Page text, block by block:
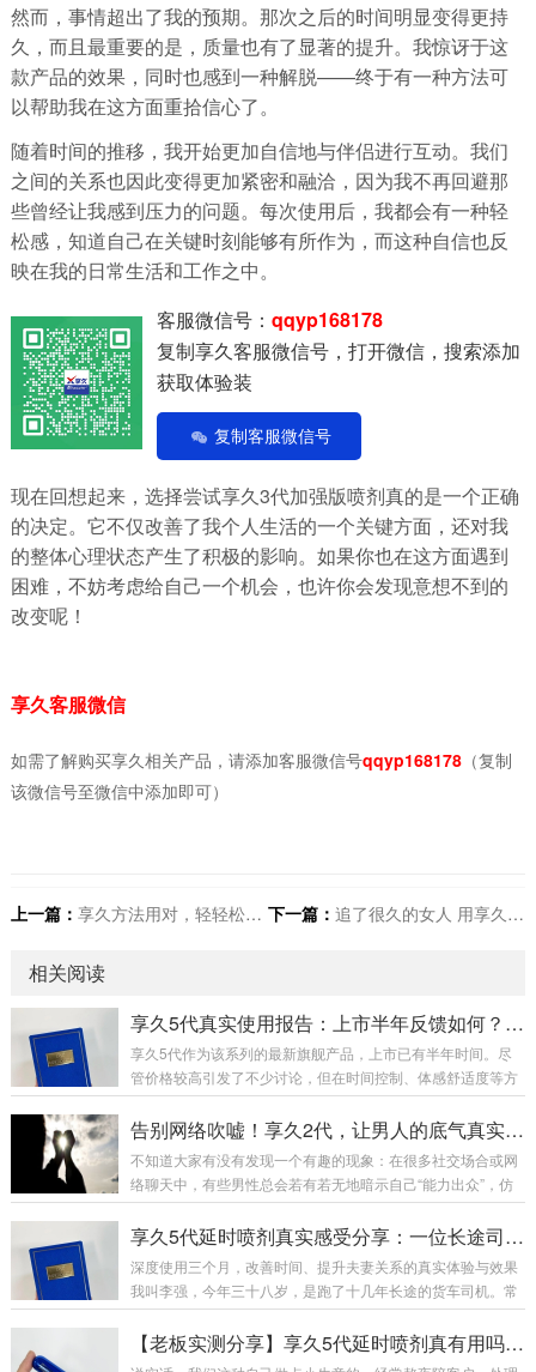
然而，事情超出了我的预期。那次之后的时间明显变得更持
久，而且最重要的是，质量也有了显著的提升。我惊讶于这
款产品的效果，同时也感到一种解脱——终于有一种方法可
以帮助我在这方面重拾信心了。
随着时间的推移，我开始更加自信地与伴侣进行互动。我们
之间的关系也因此变得更加紧密和融洽，因为我不再回避那
些曾经让我感到压力的问题。每次使用后，我都会有一种轻
松感，知道自己在关键时刻能够有所作为，而这种自信也反
映在我的日常生活和工作之中。
客服微信号： qqyp168178
复制享久客服微信号，打开微信，搜索添加
获取体验装
复制客服微信号
现在回想起来，选择尝试享久3代加强版喷剂真的是一个正确
的决定。它不仅改善了我个人生活的一个关键方面，还对我
的整体心理状态产生了积极的影响。如果你也在这方面遇到
困难，不妨考虑给自己一个机会，也许你会发现意想不到的
改变呢！
享久客服微信
如需了解购买享久相关产品，请添加客服微信号qqyp168178（复制
该微信号至微信中添加即可）
上一篇： 享久方法用对，轻轻松松40分钟 下一篇： 追了很久的女人 用享久一次就拿下了
相关阅读
享久5代真实使用报告：上市半年反馈如何？数据、成分与用户口碑全解析
享久5代作为该系列的最新旗舰产品，上市已有半年时间。尽
管价格较高引发了不少讨论，但在时间控制、体感舒适度等方
面的表现，经过市场检验获得了不少正面反馈。今天我们就从
价格、成分、实测数据以及用户口碑等多个维度，全面解析这
是享久系列中定价最高的产品：6ml装售价1299元，3ml装也
要999元。这样的价格让不少消费者望而却步，但与其高端定
肉苁蓉、锁阳、人参、鹿茸、冬虫夏草、...
告别网络吹嘘！享久2代，让男人的底气真实可见
不知道大家有没有发现一个有趣的现象：在很多社交场合或网
络聊天中，有些男性总会若有若无地暗示自己“能力出众”，仿
佛不用任何辅助，也能轻松掌控全场。明眼人都懂，这多半
是“嘴强王者”——面子上不愿认输，话里话外却可能藏着小秘
比皆是，可稍微一想就明白，这多半是加了滤镜的剧本。回归
现实，亚洲男性的生理特征有普遍的数据基础，并非小片里的
多，更别说那些依赖酒精的暂时“提升”——伤身不...
享久5代延时喷剂真实感受分享：一位长途司机的亲测报告
深度使用三个月，改善时间、提升夫妻关系的真实体验与效果
我叫李强，今年三十八岁，是跑了十几年长途的货车司机。常
年夜路奔波，饮食作息不规律，加上精神压力，那方面越来越
力不从心。妻子虽然没明说，但每次房事后那声不易察觉的叹【老板实测分享】享久5代延时喷剂真有用吗？快递小哥也悄悄回购了！